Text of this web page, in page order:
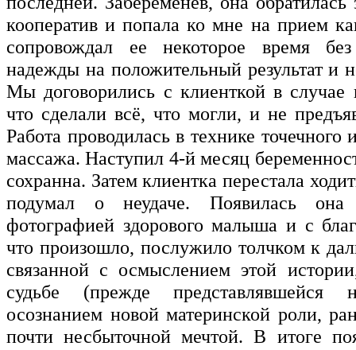
кооператив и попала ко мне на прием
сопровождал ее некоторое время без
надежды на положительный результат и
Мы договорились с клиенткой в случае
что сделали всё, что могли, и не
Работа проводилась в технике точечного
массажа. Наступил 4-й месяц
сохранна. Затем клиентка перестала
подумал о неудаче. Появилась
фотографией здорового малыша и с
что произошло, послужило толчком к
связанной с осмыслением этой
судьбе (прежде представлявшейся
осознанием новой материнской роли,
почти несбыточной мечтой. В итоге